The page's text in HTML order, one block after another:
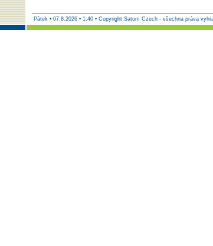
Pátek • 07.8.2026 • 1:40 • Copyright Satum Czech - všechna práva